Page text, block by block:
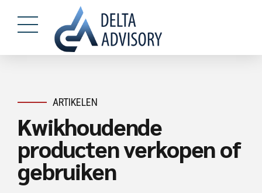
ARTIKELEN
Kwikhoudende
producten verkopen of
gebruiken